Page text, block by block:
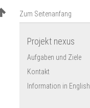
Zum Seitenanfang
Projekt nexus
Aufgaben und Ziele
Kontakt
Information in English